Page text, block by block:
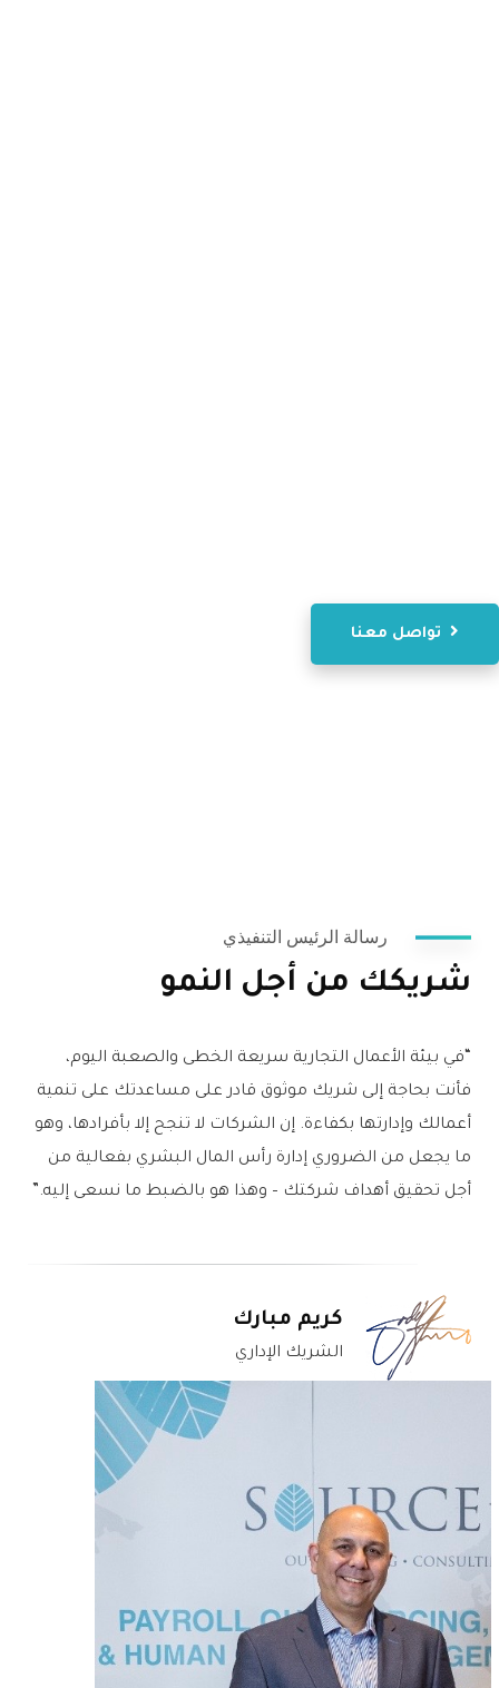
تواصل معنا
رسالة الرئيس التنفيذي
شريكك من أجل النمو
“في بيئة الأعمال التجارية سريعة الخطى والصعبة اليوم،
فأنت بحاجة إلى شريك موثوق قادر على مساعدتك على تنمية
أعمالك وإدارتها بكفاءة. إن الشركات لا تنجح إلا بأفرادها، وهو
ما يجعل من الضروري إدارة رأس المال البشري بفعالية من
أجل تحقيق أهداف شركتك – وهذا هو بالضبط ما نسعى إليه.”
كريم مبارك
الشريك الإداري